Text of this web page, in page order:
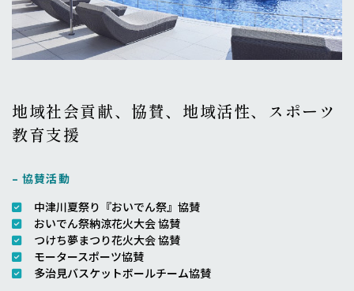
地域社会貢献、協賛、地域活性、スポーツ
教育支援
– 協賛活動
中津川夏祭り『おいでん祭』協賛
おいでん祭納涼花火大会 協賛
つけち夢まつり花火大会 協賛
モータースポーツ協賛
多治見バスケットボールチーム協賛